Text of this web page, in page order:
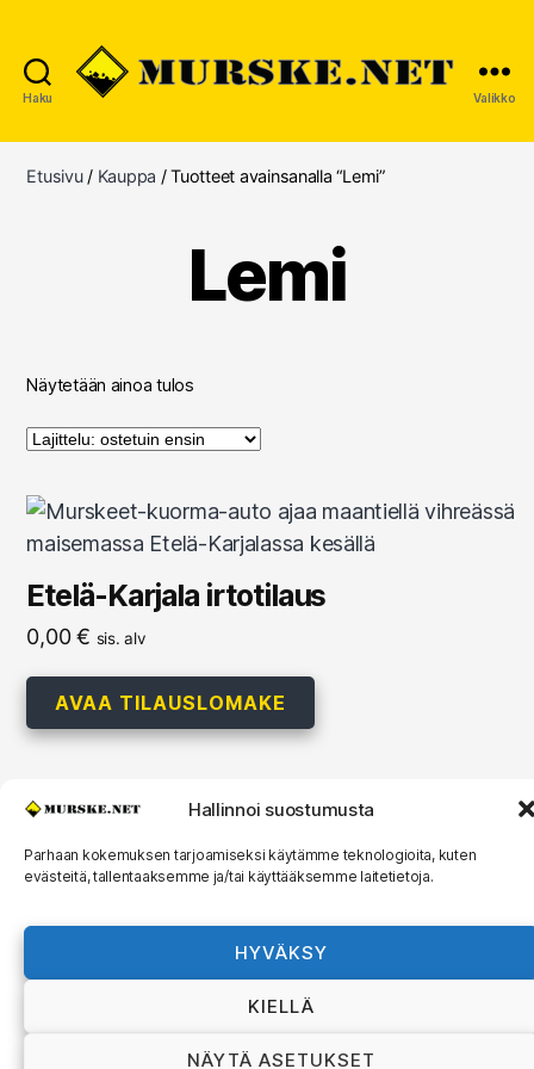
Hallinnoi suostumusta
Parhaan kokemuksen tarjoamiseksi käytämme teknologioita, kuten
evästeitä, tallentaaksemme ja/tai käyttääksemme laitetietoja.
HYVÄKSY
KIELLÄ
NÄYTÄ ASETUKSET
Haku Valikko
Etusivu/ Kauppa / Tuotteet avainsanalla “Lemi”
Lemi
Näytetään ainoa tulos
Etelä-Karjala irtotilaus
0,00€ sis. alv
AVAA TILAUSLOMAKE
© 2026 MURSKE.NET
Murske.net Suomi Oy:n toimitusehdot ja
Ylös